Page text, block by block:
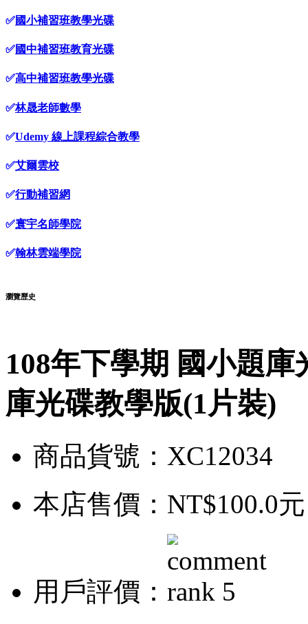
✅國小補習班教學光碟
✅國中補習班教育光碟
✅高中補習班教學光碟
✅林晟老師數學
✅Udemy 線上課程綜合教學
✅艾爾雲校
✅行動補習網
✅寰宇名師學院
✅翰林雲端學院
瀏覽歷史
108年下學期 國小題
庫光碟教學版(1片裝)
商品貨號：XC12034
本店售價： NT$100.0元
用戶評價：